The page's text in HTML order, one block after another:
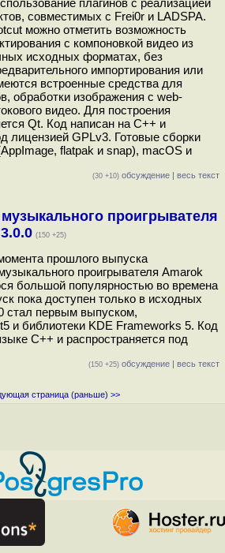
плагинов с реализацией
совместимых с Frei0r и LADSPA.
можно отметить возможность
с компоновкой видео из
исходных форматах, без
импортирования или
встроенные средства для
обработки изображения с web-
видео. Для построения
Qt. Код написан на C++ и
лицензией GPLv3. Готовые сборки
flatpak и snap), macOS и
(30 +10) обсуждение | весь текст
проигрывателя
(150 +25)
прошлого выпуска
проигрывателя Amarok
большой популярностью во времена
пока доступен только в исходных
стал первым выпуском,
и библиотеки KDE Frameworks 5. Код
C++ и распространяется под
(150 +25) обсуждение | весь текст
страница (раньше) >>